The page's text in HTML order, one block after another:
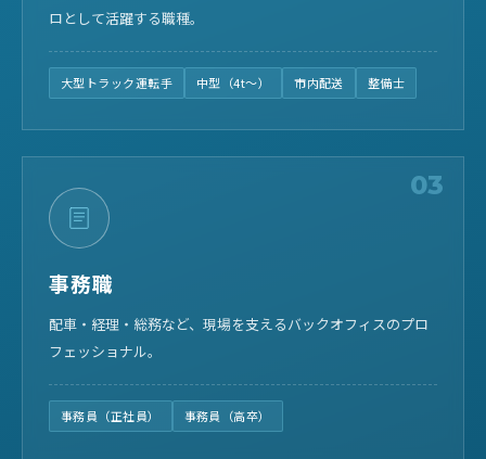
ロとして活躍する職種。
大型トラック運転手 中型（4t〜） 市内配送 整備士
03
事務職
配車・経理・総務など、現場を支えるバックオフィスのプロ
フェッショナル。
事務員（正社員） 事務員（高卒）